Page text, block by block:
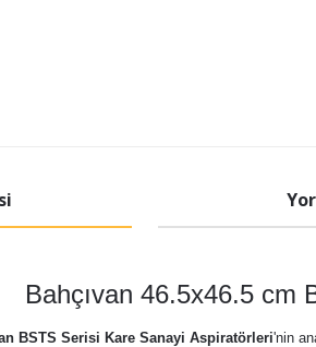
Bahçıvan 46.5x46.5 cm
BSTS Serisi Kare Sanayi Aspiratörleri'nin